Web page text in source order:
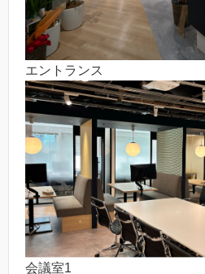
エントランス
会議室1